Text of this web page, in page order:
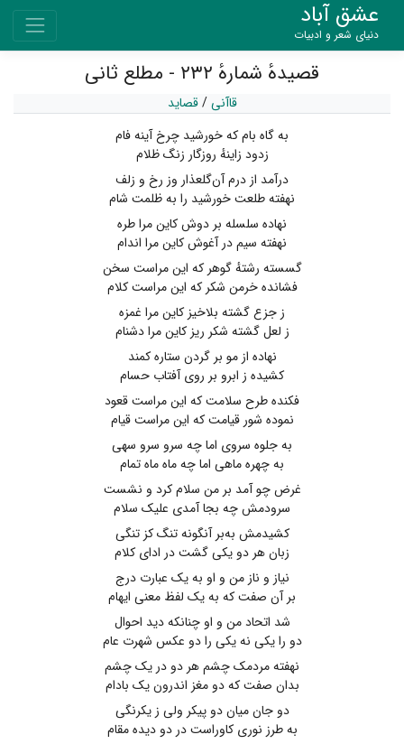
عشق آباد
دنیای شعر و ادبیات
قصیدهٔ شمارهٔ ۲۳۲ - مطلع ثانی
قاآنی/قصاید
به‌ گاه بام‌ که خورشید چرخ آینه‌ فام
زدود زاینهٔ روزگار زنگ ظلام
درآمد از درم آن‌گلعذار وز رخ و زلف
نهفته طلعت خورشید را به ظلمت شام
نهاده سلسله بر دوش کاین مرا طره
نهفته سیم در آغوش کاین مرا اندام
گسسته رشتهٔ ‌گوهر که این مراست سخن
فشانده خرمن شکر که این مراست ‌کلام
ز جزع‌ گشته بلاخیز کاین مرا غمزه
ز لعل‌ گشته شکر ریز کاین مرا دشنام
نهاده از مو بر گردن ستاره‌ کمند
کشیده ز ابرو بر روی آفتاب حسام
فکنده طرح سلامت ‌که این مراست قعود
نموده شور قیامت ‌که این مراست قیام
به جلوه سروی اما چه سرو سرو سهی
به چهره ماهی اما چه ماه ماه تمام
غرض چو آمد بر من سلام‌ کرد و نشست
سرودمش چه بجا آمدی علیک سلام
کشیدمش به‌بر آنگونه تنگ کز تنگی
زبان هر دو یکی ‌گشت در ادای ‌کلام
نیاز و ناز من و او به یک عبارت درج
بر آن صفت ‌که به یک لفظ معنی ایهام
شد اتحاد من و او چنانکه دید احوال
دو را یکی نه یکی را دو عکس شهرت عام
نهفته مردمک چشم هر دو در یک چشم
بدان صفت‌ که دو مغز اندرون یک بادام
دو جان میان دو پیکر ولی ز یکرنگی
به طرز نوری‌ کاوراست در دو دیده مقام